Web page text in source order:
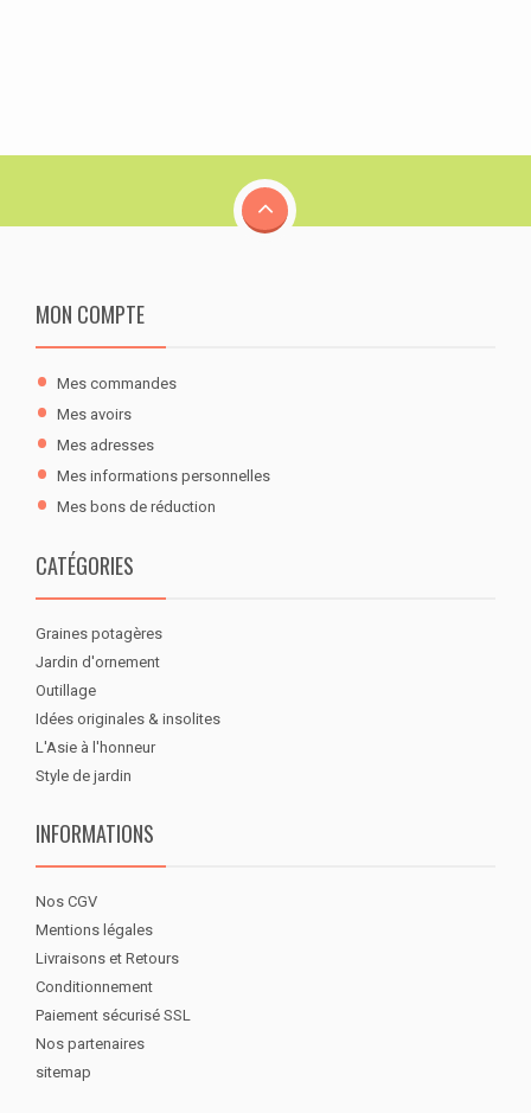
MON COMPTE
Mes commandes
Mes avoirs
Mes adresses
Mes informations personnelles
Mes bons de réduction
CATÉGORIES
Graines potagères
Jardin d'ornement
Outillage
Idées originales & insolites
L'Asie à l'honneur
Style de jardin
INFORMATIONS
Nos CGV
Mentions légales
Livraisons et Retours
Conditionnement
Paiement sécurisé SSL
Nos partenaires
sitemap